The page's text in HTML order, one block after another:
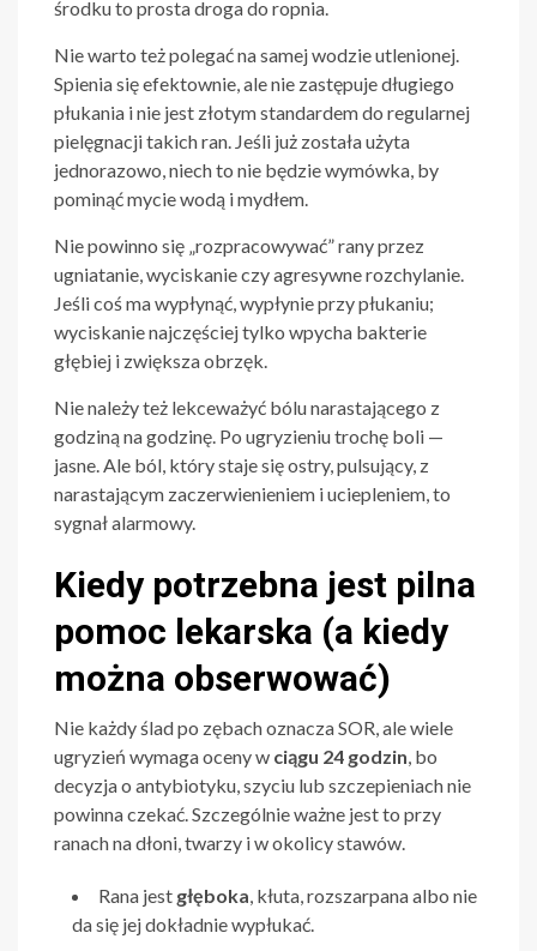
środku to prosta droga do ropnia.
Nie warto też polegać na samej wodzie utlenionej.
Spienia się efektownie, ale nie zastępuje długiego
płukania i nie jest złotym standardem do regularnej
pielęgnacji takich ran. Jeśli już została użyta
jednorazowo, niech to nie będzie wymówka, by
pominąć mycie wodą i mydłem.
Nie powinno się „rozpracowywać” rany przez
ugniatanie, wyciskanie czy agresywne rozchylanie.
Jeśli coś ma wypłynąć, wypłynie przy płukaniu;
wyciskanie najczęściej tylko wpycha bakterie
głębiej i zwiększa obrzęk.
Nie należy też lekceważyć bólu narastającego z
godziną na godzinę. Po ugryzieniu trochę boli —
jasne. Ale ból, który staje się ostry, pulsujący, z
narastającym zaczerwienieniem i uciepleniem, to
sygnał alarmowy.
Kiedy potrzebna jest pilna
pomoc lekarska (a kiedy
można obserwować)
Nie każdy ślad po zębach oznacza SOR, ale wiele
ugryzień wymaga oceny w ciągu 24 godzin, bo
decyzja o antybiotyku, szyciu lub szczepieniach nie
powinna czekać. Szczególnie ważne jest to przy
ranach na dłoni, twarzy i w okolicy stawów.
Rana jest głęboka, kłuta, rozszarpana albo nie
da się jej dokładnie wypłukać.